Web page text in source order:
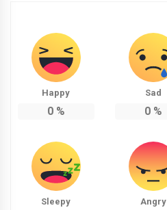
Happy
0%
Sad
0%
Sleepy Angry